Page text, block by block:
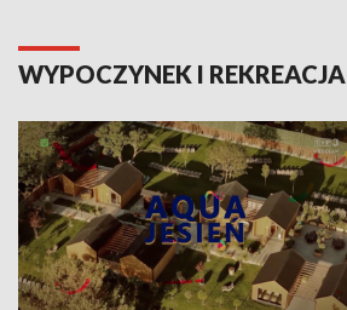
WYPOCZYNEK I REKREACJA